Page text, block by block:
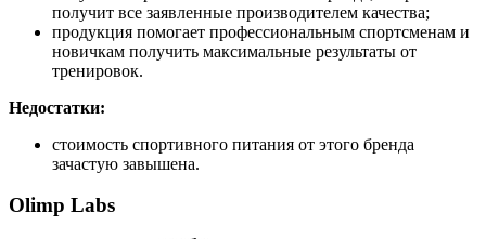
получит все заявленные производителем качества;
продукция помогает профессиональным спортсменам и
новичкам получить максимальные результаты от
тренировок.
Недостатки:
стоимость спортивного питания от этого бренда
зачастую завышена.
Olimp Labs